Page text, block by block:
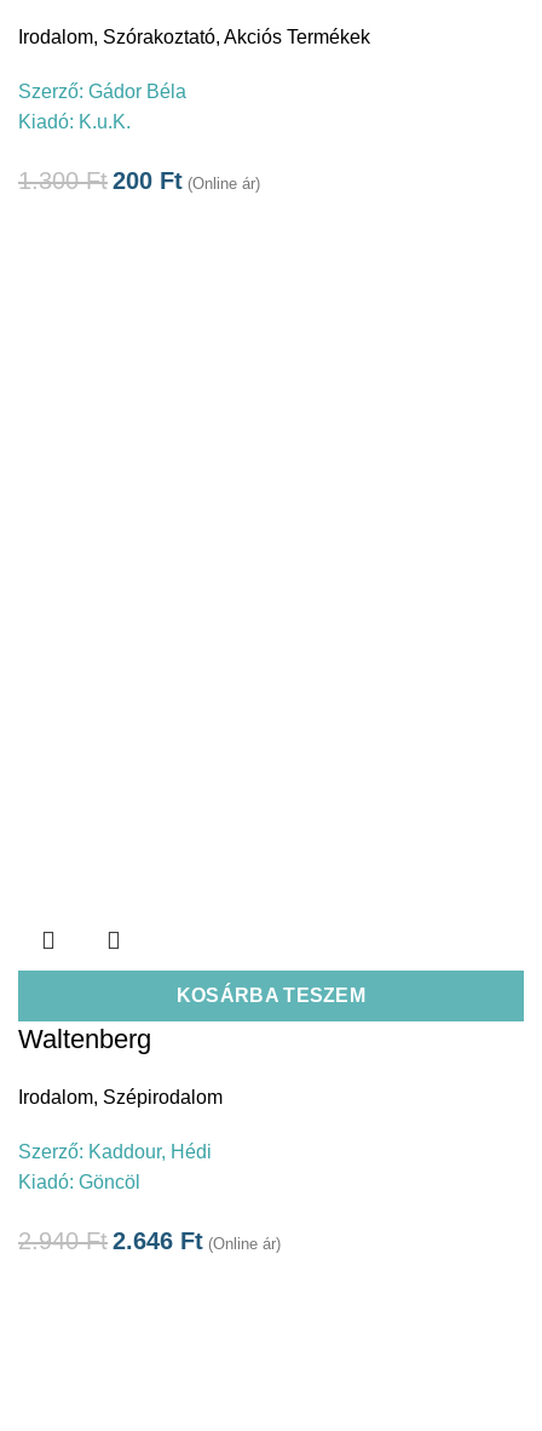
Irodalom, Szórakoztató, Akciós Termékek
Szerző: Gádor Béla
Kiadó: K.u.K.
1.300Ft200 Ft (Online ár)
KOSÁRBA TESZEM
Waltenberg
Irodalom, Szépirodalom
Szerző: Kaddour, Hédi
Kiadó: Göncöl
2.940Ft2.646 Ft (Online ár)